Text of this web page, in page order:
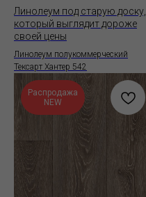
Линолеум под старую доску,
который выглядит дороже
своей цены
Линолеум полукоммерческий
Тексарт Хантер 542
Распродажа
NEW